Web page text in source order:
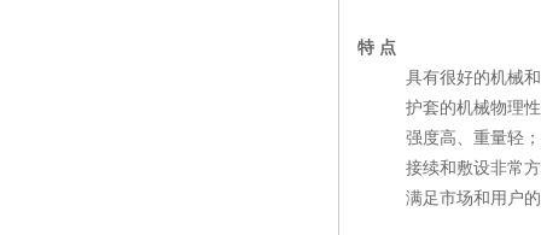
特 点
具有很好的机械和
护套的机械物理性
强度高、重量轻；
接续和敷设非常方
满足市场和用户的